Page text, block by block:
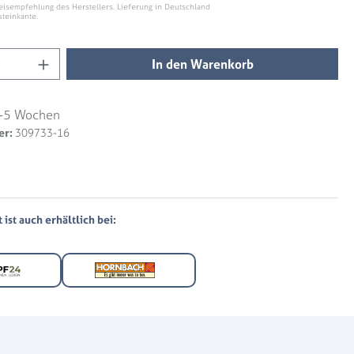
des Herstellers. Lieferung in Deutschland
Anzahl: Gib den gewünschten Wert ein
In den Warenkorb
Wochen
309733-16
ist auch erhältlich bei: